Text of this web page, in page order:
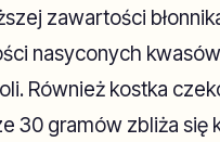
zawartości
nasyconych kwasów
Również kostka
30 gramów zbliża się